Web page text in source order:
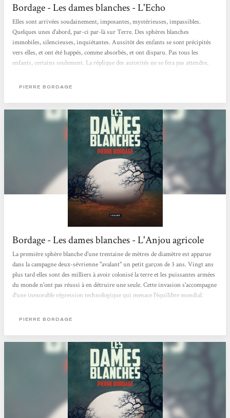
Bordage - Les dames blanches - L'Echo
Elles sont arrivées soudainement, imposantes, mystérieuses, impassibles.
Quelques unes d'abord, par-ci par-là sur Terre. Des sphères blanches
immobiles, silencieuses, inquiétantes. Aussitôt des enfants se sont précipités
vers elles, et ont été happés, comme absorbés, et ont disparu. Pas tous les
enfants, certains seulement. La réplique des autorités ne se fera pas attendre,
Dames Blanches en soient affectées. Au fil du temps elles seront des centaines,
PIERRE BORDAGE
Bordage - Les dames blanches - L'Anjou agricole
La première sphère blanche d'une trentaine de mètres de diamètre est apparue
dans la campagne deux-sévrienne "avalant" un petit garçon de 3 ans. Vingt ans
plus tard elles sont des milliers à avoir colonisé la terre et les puissantes armées
du monde n'ont pas réussi à en détruire une seule. Cette invasion s'accompagne
d'une inexorable régression technologique qui menace l'équilibre mondial.
d'ufologie et une journaliste tentent le tout pour le tout. Un passionnant roman
PIERRE BORDAGE